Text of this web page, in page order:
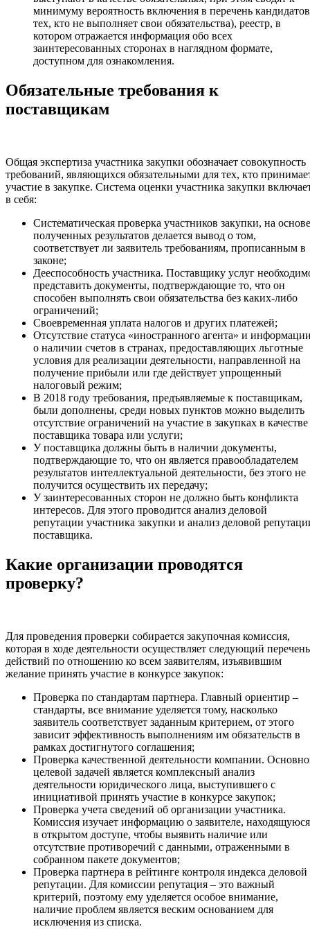
минимуму вероятность включения в перечень
тех, кто не выполняет свои обязательства), реестр, в
котором отражается информация обо всех
заинтересованных сторонах в наглядном формате,
доступном для ознакомления.
Обязательные требования к
поставщикам
Общая экспертиза участника закупки обозначает совокупность
требований, являющихся обязательными для тех, кто
участие в закупке. Система оценки участника закупки
в себя:
Систематическая проверка участников закупки, на основе
полученных результатов делается вывод о том,
соответствует ли заявитель требованиям, прописанным в
законе;
Дееспособность участника. Поставщику услуг
представить документы, подтверждающие то, что он
способен выполнять свои обязательства без каких-либо
ограничений;
Своевременная уплата налогов и других платежей;
Отсутствие статуса «иностранного агента» и
о наличии счетов в странах, предоставляющих льготные
условия для реализации деятельности, направленной на
получение прибыли или где действует упрощенный
налоговый режим;
В 2018 году требования, предъявляемые к поставщикам,
были дополнены, среди новых пунктов можно выделить
отсутствие ограничений на участие в закупках в качестве
поставщика товара или услуги;
У поставщика должны быть в наличии документы,
подтверждающие то, что он является правообладателем
результатов интеллектуальной деятельности, без этого не
получится осуществить их передачу;
У заинтересованных сторон не должно быть конфликта
интересов. Для этого проводится анализ деловой
репутации участника закупки и анализ деловой
поставщика.
Какие организации проводятся
проверку?
Для проведения проверки собирается закупочная комиссия,
которая в ходе деятельности осуществляет следующий перечень
действий по отношению ко всем заявителям, изъявившим
желание принять участие в конкурсе закупок:
Проверка по стандартам партнера. Главный ориентир –
стандарты, все внимание уделяется тому, насколько
заявитель соответствует заданным критерием, от этого
зависит эффективность выполнениям им обязательств в
рамках достигнутого соглашения;
Проверка качественной деятельности компании.
целевой задачей является комплексный анализ
деятельности юридического лица, выступившего с
инициативой принять участие в конкурсе закупок;
Проверка учета сведений об организации участника.
Комиссия изучает информацию о заявителе, находящуюся
в открытом доступе, чтобы выявить наличие или
отсутствие противоречий с данными, отраженными в
собранном пакете документов;
Проверка партнера в рейтинге контроля индекса деловой
репутации. Для комиссии репутация – это важный
критерий, поэтому ему уделяется особое внимание,
наличие проблем является веским основанием для
исключения из списка.